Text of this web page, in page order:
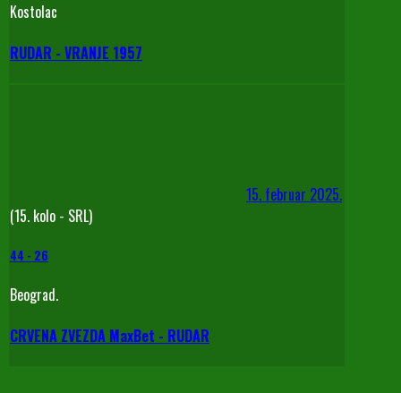
Kostolac
RUDAR - VRANJE 1957
15. februar 2025.
(15. kolo - SRL)
44 - 26
Beograd.
CRVENA ZVEZDA MaxBet - RUDAR